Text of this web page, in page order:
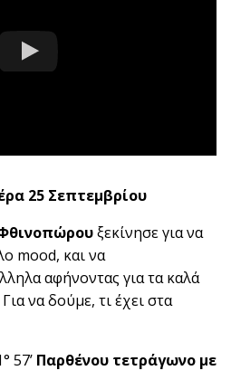
25 Σεπτεμβρίου
ξεκίνησε για να
mood, και να
αφήνοντας για τα καλά
να δούμε, τι έχει στα
57’ Παρθένου τετράγωνο με